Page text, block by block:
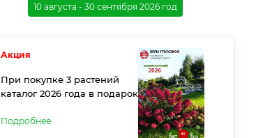
10 августа - 30 сентября 2026 год
Акция
При покупке 3 растений
каталог 2026 года в подарок
Подробнее